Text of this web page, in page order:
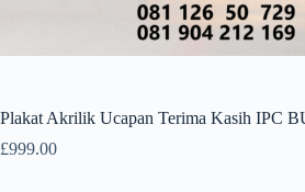
Plakat Akrilik Ucapan Terima Kasih IPC
£999.00